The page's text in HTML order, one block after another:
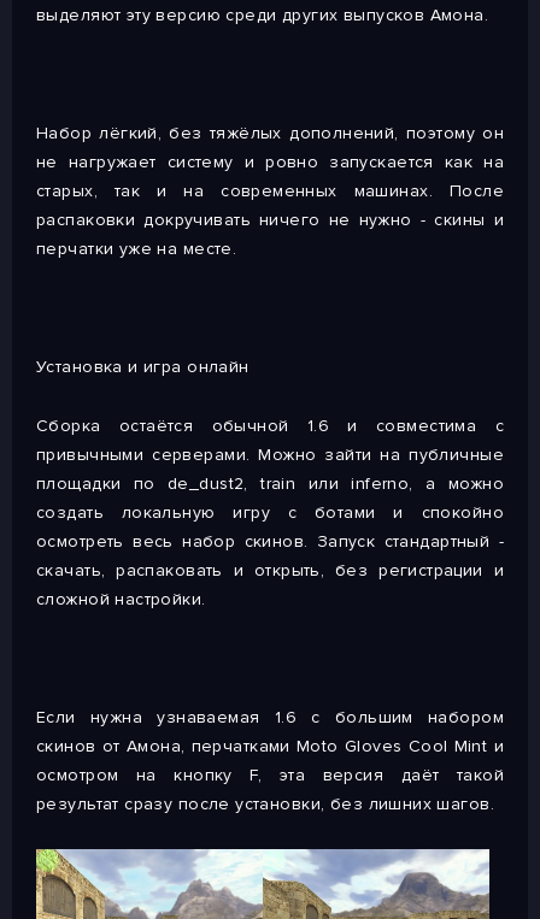
выделяют эту версию среди других выпусков Амона.
Набор лёгкий, без тяжёлых дополнений, поэтому он
не нагружает систему и ровно запускается как на
старых, так и на современных машинах. После
распаковки докручивать ничего не нужно - скины и
перчатки уже на месте.
Установка и игра онлайн
Сборка остаётся обычной 1.6 и совместима с
привычными серверами. Можно зайти на публичные
площадки по de_dust2, train или inferno, а можно
создать локальную игру с ботами и спокойно
осмотреть весь набор скинов. Запуск стандартный -
скачать, распаковать и открыть, без регистрации и
сложной настройки.
Если нужна узнаваемая 1.6 с большим набором
скинов от Амона, перчатками Moto Gloves Cool Mint и
осмотром на кнопку F, эта версия даёт такой
результат сразу после установки, без лишних шагов.